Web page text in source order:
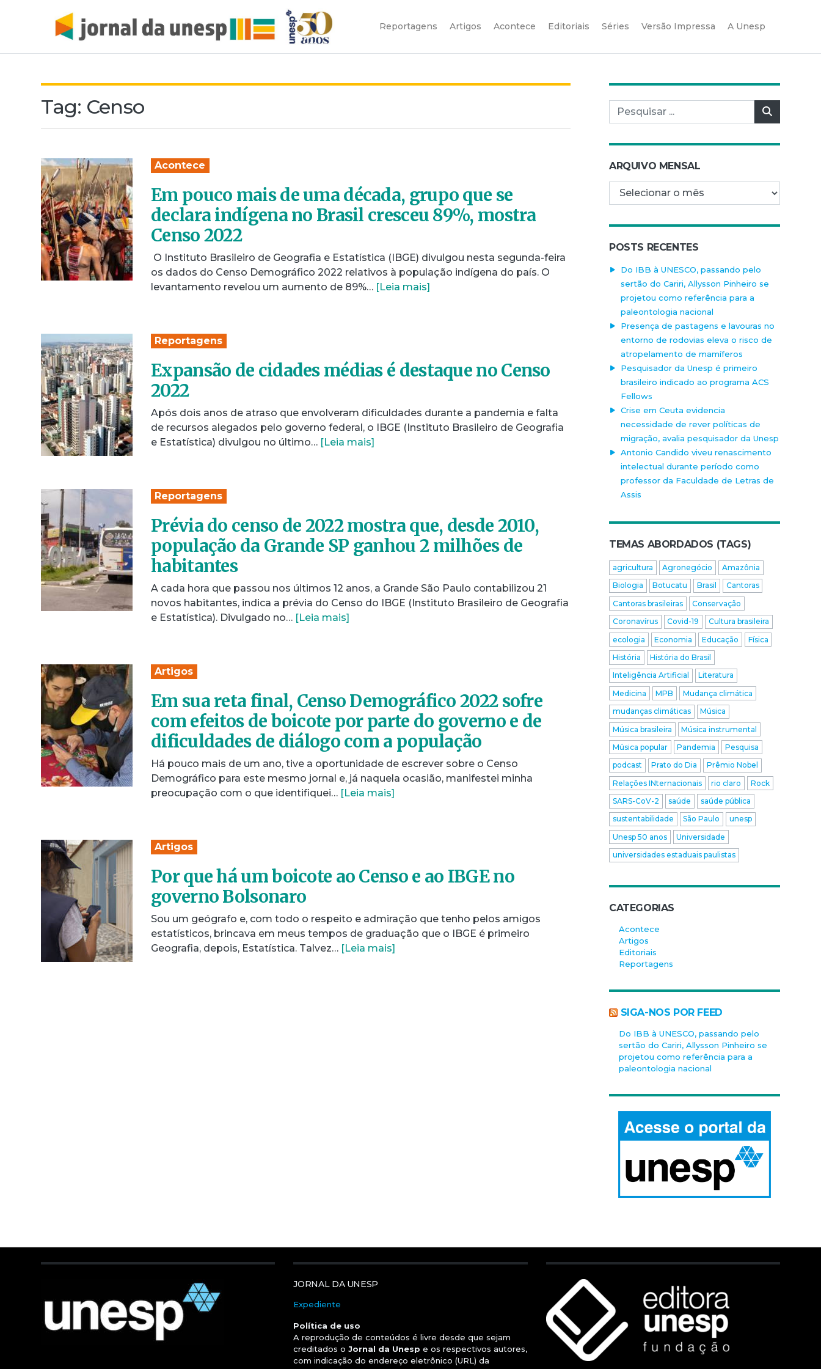
Reportagens Artigos Acontece Editoriais Séries Versão Impressa A Unesp
Tag: Censo
Acontece
Em pouco mais de uma década, grupo que se
declara indígena no Brasil cresceu 89%, mostra
Censo 2022
O Instituto Brasileiro de Geografia e Estatística (IBGE) divulgou nesta segunda-feira
os dados do Censo Demográfico 2022 relativos à população indígena do país. O
levantamento revelou um aumento de 89%… [Leia mais]
Reportagens
Expansão de cidades médias é destaque no Censo
2022
Após dois anos de atraso que envolveram dificuldades durante a pandemia e falta
de recursos alegados pelo governo federal, o IBGE (Instituto Brasileiro de Geografia
e Estatística) divulgou no último… [Leia mais]
Reportagens
Prévia do censo de 2022 mostra que, desde 2010,
população da Grande SP ganhou 2 milhões de
habitantes
A cada hora que passou nos últimos 12 anos, a Grande São Paulo contabilizou 21
novos habitantes, indica a prévia do Censo do IBGE (Instituto Brasileiro de Geografia
e Estatística). Divulgado no… [Leia mais]
Artigos
Em sua reta final, Censo Demográfico 2022 sofre
com efeitos de boicote por parte do governo e de
dificuldades de diálogo com a população
Há pouco mais de um ano, tive a oportunidade de escrever sobre o Censo
Demográfico para este mesmo jornal e, já naquela ocasião, manifestei minha
preocupação com o que identifiquei… [Leia mais]
Artigos
Por que há um boicote ao Censo e ao IBGE no
governo Bolsonaro
Sou um geógrafo e, com todo o respeito e admiração que tenho pelos amigos
estatísticos, brincava em meus tempos de graduação que o IBGE é primeiro
Geografia, depois, Estatística. Talvez… [Leia mais]
Pesquisar por:
ARQUIVO MENSAL
Arquivo mensal
POSTS RECENTES
Do IBB à UNESCO, passando pelo
sertão do Cariri, Allysson Pinheiro se
projetou como referência para a
paleontologia nacional
Presença de pastagens e lavouras no
entorno de rodovias eleva o risco de
atropelamento de mamíferos
Pesquisador da Unesp é primeiro
brasileiro indicado ao programa ACS
Fellows
Crise em Ceuta evidencia
necessidade de rever políticas de
migração, avalia pesquisador da Unesp
Antonio Candido viveu renascimento
intelectual durante período como
professor da Faculdade de Letras de
Assis
TEMAS ABORDADOS (TAGS)
agricultura Agronegócio
Amazônia
Biologia
Botucatu Brasil
Cantoras
Cantoras brasileiras
Conservação
Coronavírus
Covid-19
Cultura brasileira
ecologia
Economia Educação
Física
História
História do Brasil
Inteligência Artificial
Literatura
Medicina
MPB
Mudança climática
mudanças climáticas
Música
Música brasileira
Música instrumental
Música popular
Pandemia
Pesquisa
podcast
Prato do Dia
Prêmio Nobel
Relações INternacionais
rio claro
Rock
SARS-CoV-2
saúde
saúde pública
sustentabilidade
São Paulo
unesp
Unesp 50 anos
Universidade
universidades estaduais paulistas
CATEGORIAS
Acontece
Artigos
Editoriais
Reportagens
SIGA-NOS POR FEED
Do IBB à UNESCO, passando pelo
sertão do Cariri, Allysson Pinheiro se
projetou como referência para a
paleontologia nacional
JORNAL DA UNESP
Expediente
Política de uso
A reprodução de conteúdos é livre desde que sejam
creditados oJornal da Unesp e os respectivos autores,
com indicação do endereço eletrônico (URL) da